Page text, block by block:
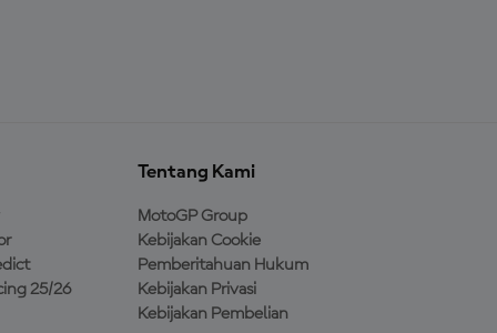
25/26
Tentang Kami
MotoGP Group
Kebijakan Cookie
Pemberitahuan Hukum
Kebijakan Privasi
Kebijakan Pembelian